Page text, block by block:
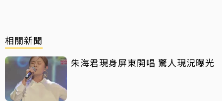
相關新聞
朱海君現身屏東開唱 驚人現況曝光